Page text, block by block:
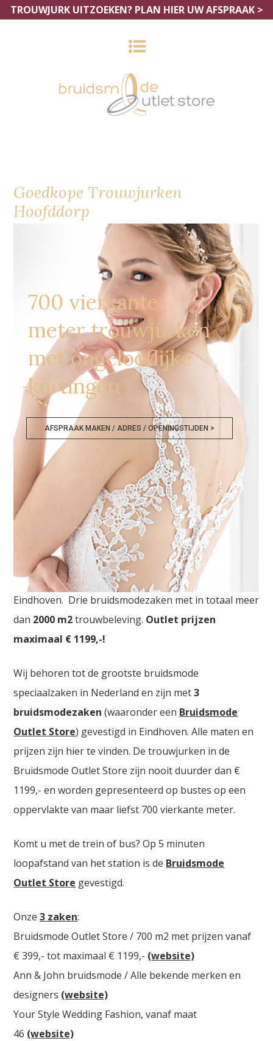
TROUWJURK UITZOEKEN? PLAN HIER UW AFSPRAAK >
Goedkope Trouwjurken
Hoofddorp
700 vierkante
meter trouwjurken
met ongelooflijke
kortingen
AFSPRAAK MAKEN / ADRES / OPENINGSTIJDEN >
Goedkope Trouwjurken Hoofddorp
Goedkope trouwjurken Hoofddorp. Degrootste
Bruidsmode Outlet Store
van Nederland vindt u in
Eindhoven. Drie bruidsmodezaken met in totaal meer
dan 2000 m2trouwbeleving. Outlet prijzen
maximaal € 1199,-!
Wij behoren tot de grootste bruidsmode
speciaalzaken in Nederland en zijn met3
bruidsmodezaken (waaronder een Bruidsmode
Outlet Store) gevestigd in Eindhoven. Alle maten en
prijzen zijn hier te vinden. De trouwjurken in de
Bruidsmode Outlet Store zijn nooit duurder dan €
1199,- en worden gepresenteerd op bustes op een
oppervlakte van maar liefst 700 vierkante meter.
Komt u met de trein of bus? Op 5 minuten
loopafstand van het station is de Bruidsmode
Outlet Store gevestigd.
Onze3 zaken:
Bruidsmode Outlet Store / 700 m2 met prijzen vanaf
€ 399,- tot maximaal € 1199,- (website)
Ann & John bruidsmode / Alle bekende merken en
designers (website)
Your Style Wedding Fashion, vanaf maat
46 (website)